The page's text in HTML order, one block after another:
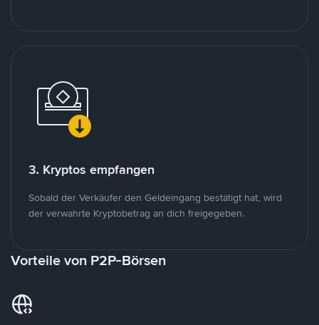
3. Kryptos empfangen
Sobald der Verkäufer den Geldeingang bestätigt hat, wird
der verwahrte Kryptobetrag an dich freigegeben.
Vorteile von P2P-Börsen